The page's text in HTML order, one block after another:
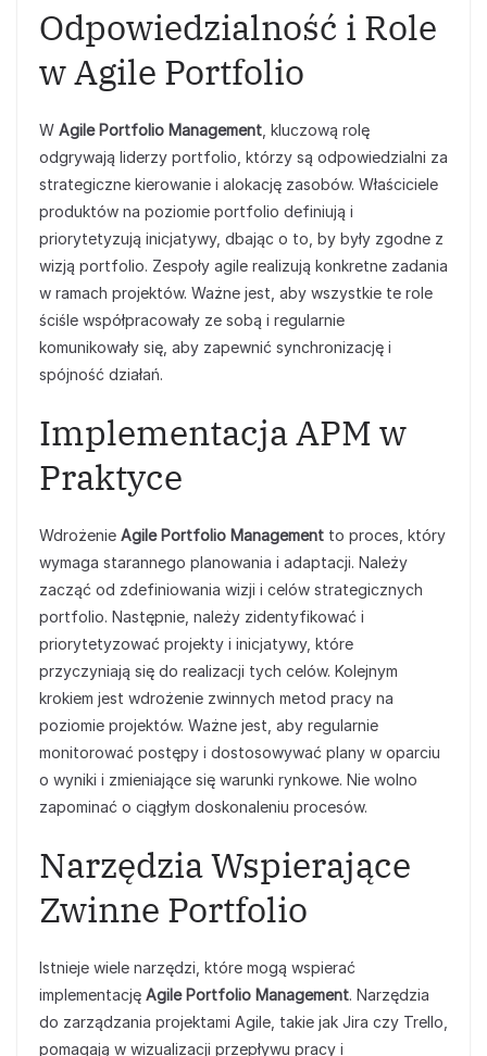
Odpowiedzialność i Role
w Agile Portfolio
W Agile Portfolio Management , kluczową rolę
odgrywają liderzy portfolio, którzy są odpowiedzialni za
strategiczne kierowanie i alokację zasobów. Właściciele
produktów na poziomie portfolio definiują i
priorytetyzują inicjatywy, dbając o to, by były zgodne z
wizją portfolio. Zespoły agile realizują konkretne zadania
w ramach projektów. Ważne jest, aby wszystkie te role
ściśle współpracowały ze sobą i regularnie
komunikowały się, aby zapewnić synchronizację i
spójność działań.
Implementacja APM w
Praktyce
Wdrożenie Agile Portfolio Management to proces, który
wymaga starannego planowania i adaptacji. Należy
zacząć od zdefiniowania wizji i celów strategicznych
portfolio. Następnie, należy zidentyfikować i
priorytetyzować projekty i inicjatywy, które
przyczyniają się do realizacji tych celów. Kolejnym
krokiem jest wdrożenie zwinnych metod pracy na
poziomie projektów. Ważne jest, aby regularnie
monitorować postępy i dostosowywać plany w oparciu
o wyniki i zmieniające się warunki rynkowe. Nie wolno
zapominać o ciągłym doskonaleniu procesów.
Narzędzia Wspierające
Zwinne Portfolio
Istnieje wiele narzędzi, które mogą wspierać
implementację Agile Portfolio Management. Narzędzia
do zarządzania projektami Agile, takie jak Jira czy Trello,
pomagają w wizualizacji przepływu pracy i